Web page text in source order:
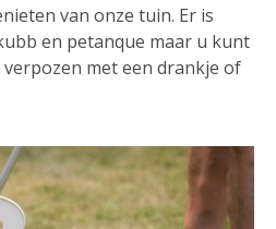
van onze tuin. Er is
en petanque maar u kunt
met een drankje of